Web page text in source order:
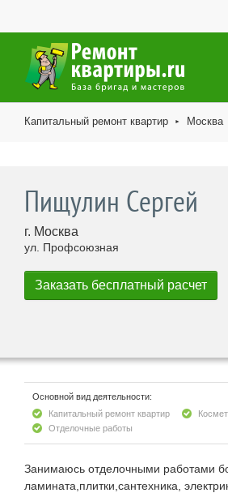
Капитальный ремонт квартир ► Москва
Пищулин Сергей
г. Москва
ул. Профсоюзная
Основной вид деятельности:
Капитальный ремонт квартир
Отделочные работы
Занимаюсь отделочными работами
ламината,плитки,сантехника,